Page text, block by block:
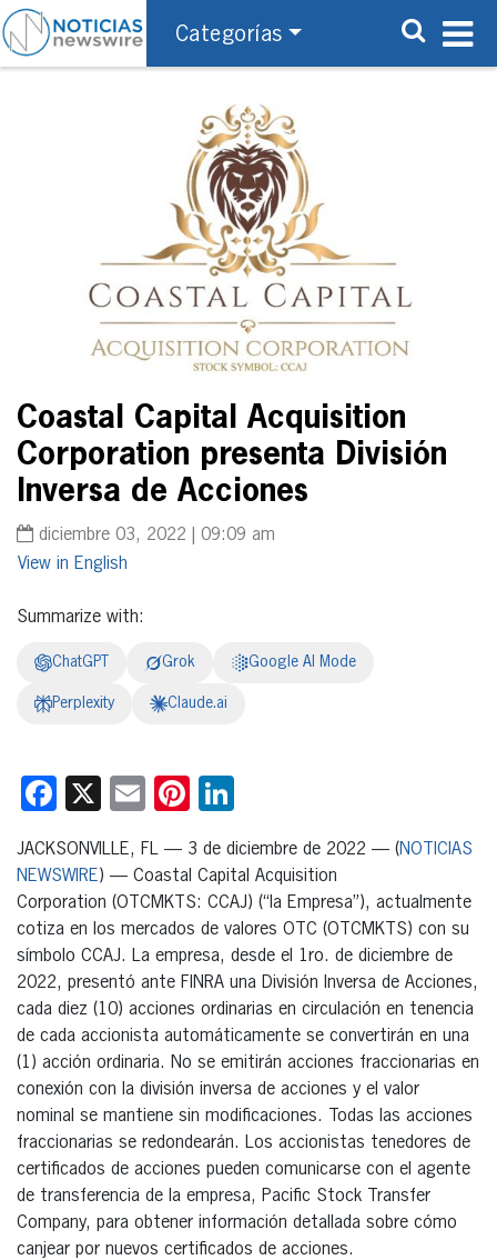
Categorías
Coastal Capital Acquisition
Corporation presenta División
Inversa de Acciones
diciembre 03, 2022 | 09:09 am
English
Summarize with:
ChatGPT Grok Google AI Mode
Perplexity Claude.ai
Facebook
X EmailPinterest
JACKSONVILLE, FL — 3 de diciembre de 2022 — (NOTICIAS
NEWSWIRE) — Coastal Capital Acquisition
Corporation (OTCMKTS: CCAJ) (“la Empresa”), actualmente
cotiza en los mercados de valores OTC (OTCMKTS) con su
símbolo CCAJ. La empresa, desde el 1ro. de diciembre de
2022, presentó ante FINRA una División Inversa de Acciones,
cada diez (10) acciones ordinarias en circulación en tenencia
de cada accionista automáticamente se convertirán en una
(1) acción ordinaria. No se emitirán acciones fraccionarias en
conexión con la división inversa de acciones y el valor
nominal se mantiene sin modificaciones. Todas las acciones
fraccionarias se redondearán. Los accionistas tenedores de
certificados de acciones pueden comunicarse con el agente
de transferencia de la empresa, Pacific Stock Transfer
Company, para obtener información detallada sobre cómo
canjear por nuevos certificados de acciones.